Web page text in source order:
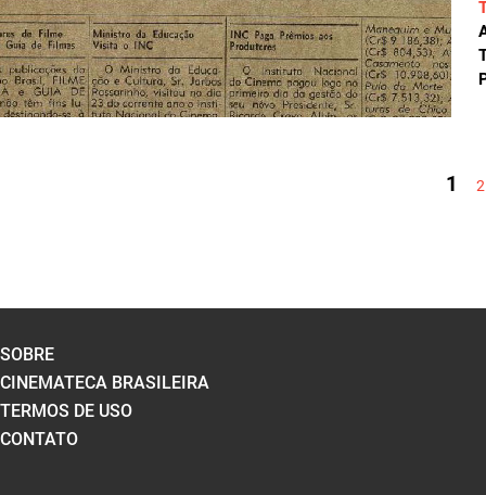
1 2
SOBRE
CINEMATECA BRASILEIRA
TERMOS DE USO
CONTATO